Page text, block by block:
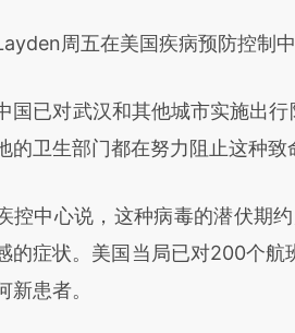
周五在美国疾病预防控制中
已对武汉和其他城市实施出行
的卫生部门都在努力阻止这种致
中心说，这种病毒的潜伏期约
的症状。美国当局已对200个
新患者。